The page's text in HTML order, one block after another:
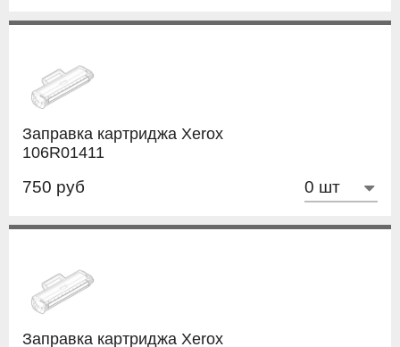
Заправка картриджа Xerox
106R01411
750 руб
Заправка картриджа Xerox